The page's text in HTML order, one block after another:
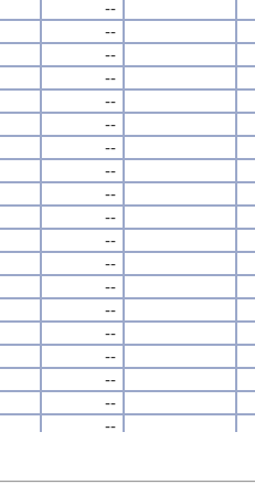
--
--
--
--
--
--
--
--
--
--
--
--
--
--
--
--
--
--
--
--
--
--
--
--
--
--
--
--
--
--
--
--
--
--
--
--
--
--
--
--
--
--
--
--
--
--
--
--
--
--
--
--
--
--
--
--
--
--
--
--
--
--
--
--
--
--
--
--
--
--
--
--
--
--
--
--